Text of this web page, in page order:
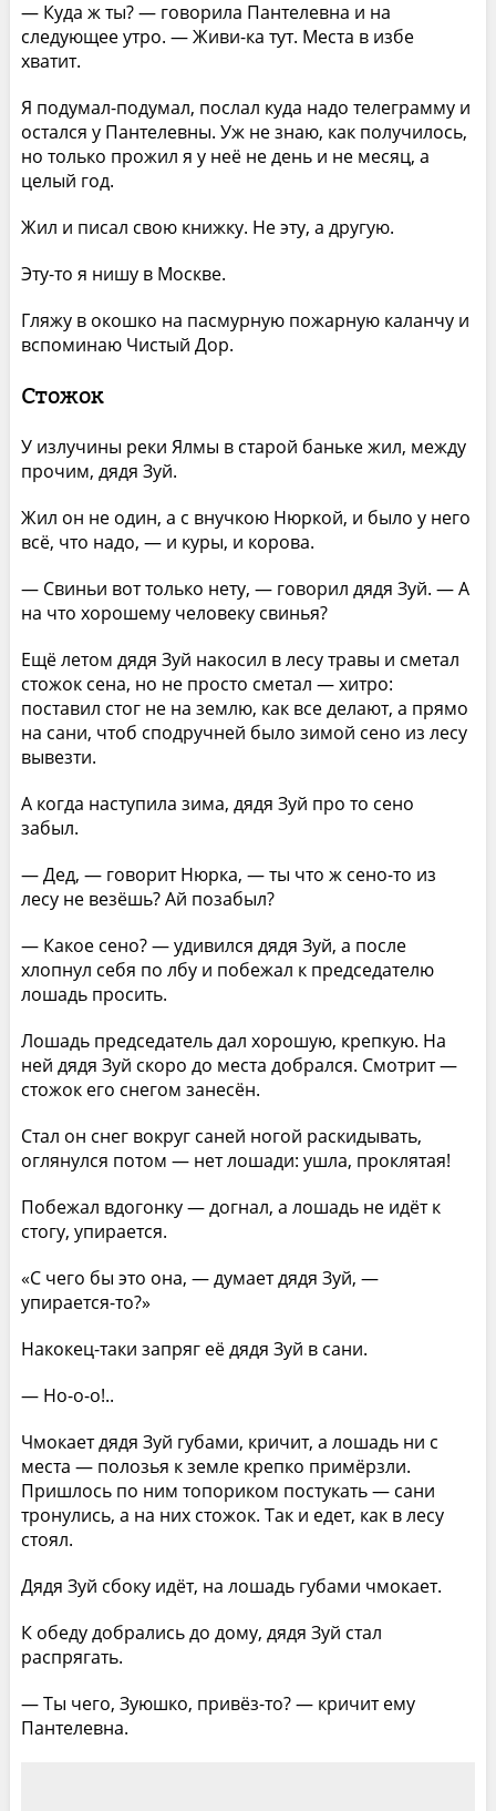
— Куда ж ты? — говорила Пантелевна и на
следующее утро. — Живи-ка тут. Места в избе
хватит.
Я подумал-подумал, послал куда надо телеграмму и
остался у Пантелевны. Уж не знаю, как получилось,
но только прожил я у неё не день и не месяц, а
целый год.
Жил и писал свою книжку. Не эту, а другую.
Эту-то я нишу в Москве.
Гляжу в окошко на пасмурную пожарную каланчу и
вспоминаю Чистый Дор.
Стожок
У излучины реки Ялмы в старой баньке жил, между
прочим, дядя Зуй.
Жил он не один, а с внучкою Нюркой, и было у него
всё, что надо, — и куры, и корова.
— Свиньи вот только нету, — говорил дядя Зуй. — А
на что хорошему человеку свинья?
Ещё летом дядя Зуй накосил в лесу травы и сметал
стожок сена, но не просто сметал — хитро:
поставил стог не на землю, как все делают, а прямо
на сани, чтоб сподручней было зимой сено из лесу
вывезти.
А когда наступила зима, дядя Зуй про то сено
забыл.
— Дед, — говорит Нюрка, — ты что ж сено-то из
лесу не везёшь? Ай позабыл?
— Какое сено? — удивился дядя Зуй, а после
хлопнул себя по лбу и побежал к председателю
лошадь просить.
Лошадь председатель дал хорошую, крепкую. На
ней дядя Зуй скоро до места добрался. Смотрит —
стожок его снегом занесён.
Стал он снег вокруг саней ногой раскидывать,
оглянулся потом — нет лошади: ушла, проклятая!
Побежал вдогонку — догнал, а лошадь не идёт к
стогу, упирается.
«С чего бы это она, — думает дядя Зуй, —
упирается-то?»
Накокец-таки запряг её дядя Зуй в сани.
— Но-о-о!..
Чмокает дядя Зуй губами, кричит, а лошадь ни с
места — полозья к земле крепко примёрзли.
Пришлось по ним топориком постукать — сани
тронулись, а на них стожок. Так и едет, как в лесу
стоял.
Дядя Зуй сбоку идёт, на лошадь губами чмокает.
К обеду добрались до дому, дядя Зуй стал
распрягать.
— Ты чего, Зуюшко, привёз-то? — кричит ему
Пантелевна.